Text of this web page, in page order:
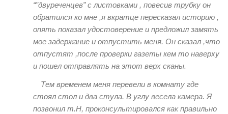
“”двуреченцев” с листовками , повесив трубку он
обратился ко мне ,я​ вкратце пересказал историю ,
опять показал удостоверение и предложил замять
мое задержание и отпустить меня. Он сказал ,что
отпустят ,после проверки газеты кем то наверху
и пошел отправлять на этот верх сканы.
Тем временем меня перевели в​ комнату где
стоял стол и два стула. В углу весела камера. Я
позвонил т.Н, проконсультировался как правильно